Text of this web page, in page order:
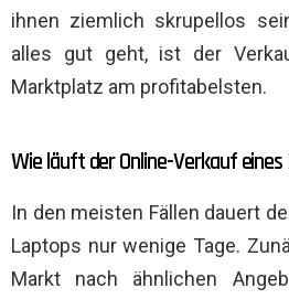
ihnen ziemlich skrupellos
alles gut geht, ist der
Marktplatz am profitabelsten.
Wie läuft der Online-Verkauf
In den meisten Fällen dauert
Laptops nur wenige Tage.
Markt nach ähnlichen